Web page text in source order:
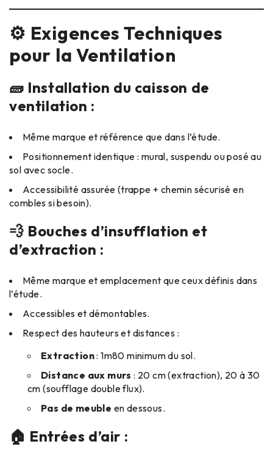
⚙️ Exigences Techniques
pour la Ventilation
🧱 Installation du caisson de
ventilation :
Même marque et référence que dans l’étude.
Positionnement identique : mural, suspendu ou posé au
sol avec socle.
Accessibilité assurée (trappe + chemin sécurisé en
combles si besoin).
💨 Bouches d’insufflation et
d’extraction :
Même marque et emplacement que ceux définis dans
l’étude.
Accessibles et démontables.
Respect des hauteurs et distances :
Extraction: 1m80 minimum du sol.
Distance aux murs : 20 cm (extraction), 20 à 30
cm (soufflage double flux).
Pas de meuble en dessous.
🏠 Entrées d’air :